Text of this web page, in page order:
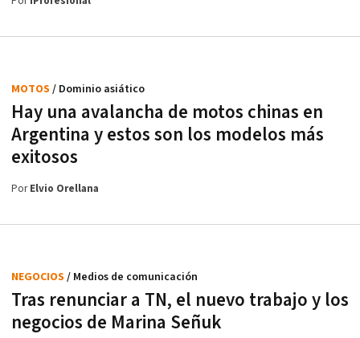
Hay una avalancha de motos chinas en
Argentina y estos son los modelos más
exitosos
MOTOS / Dominio asiático
PorElvio Orellana
Tras renunciar a TN, el nuevo trabajo y los
negocios de Marina Señuk
NEGOCIOS / Medios de comunicación